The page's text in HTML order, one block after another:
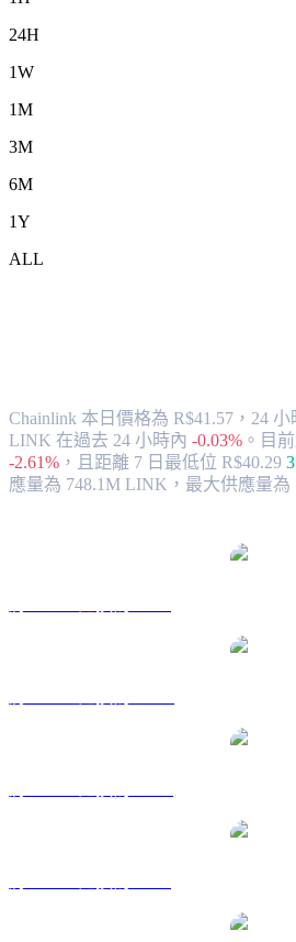
24H
1W
1M
3M
6M
1Y
ALL
Chainlink 本日價格為 R$41.57，24
LINK 在過去 24 小時內 -0.03% 。 目
-2.61% ， 且距離 7 日最低位 R$40.29
應量為 748.1M LINK，最大供應量為